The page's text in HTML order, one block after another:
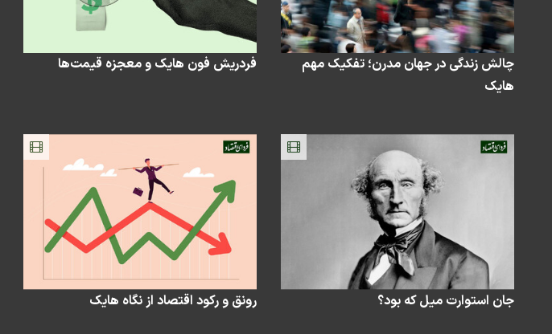
چالش زندگی در جهان مدرن؛ تفکیک مهم
هایک
فردریش فون هایک و معجزه قیمت‌ها
جان استوارت میل که بود؟ رونق و رکود اقتصاد از نگاه هایک